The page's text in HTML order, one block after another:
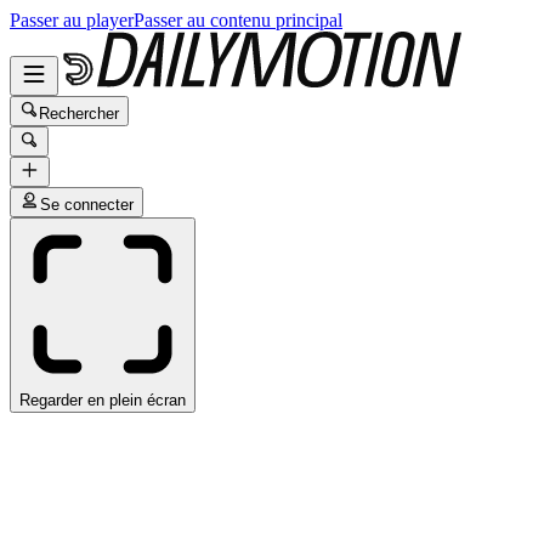
Passer au playerPasser au contenu principal
Rechercher
Se connecter
Regarder en plein écran